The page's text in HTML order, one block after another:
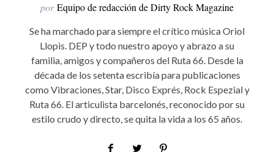
por Equipo de redacción de Dirty Rock Magazine
Se ha marchado para siempre el crítico música Oriol
Llopis. DEP y todo nuestro apoyo y abrazo a su
familia, amigos y compañeros del Ruta 66. Desde la
década de los setenta escribía para publicaciones
como Vibraciones, Star, Disco Exprés, Rock Espezial y
Ruta 66. El articulista barcelonés, reconocido por su
estilo crudo y directo, se quita la vida a los 65 años.